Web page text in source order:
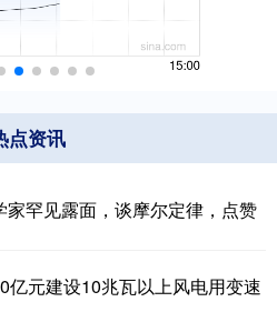
点资讯
罕见露面，谈摩尔定律，点赞
亿元建设10兆瓦以上风电用变速